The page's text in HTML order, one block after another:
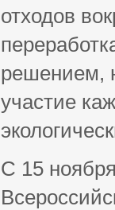
отходов
решением,
участие
С 15